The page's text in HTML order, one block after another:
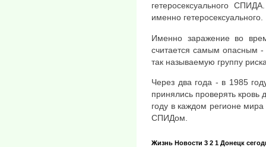
гетеросексуального
именно
Именно заражение во
считается самым опасным -
так называемую группу
Через два года - в 1985
принялись проверять
году в каждом регионе
СПИДом.
Жизнь Новости 3 2 1 Донецк